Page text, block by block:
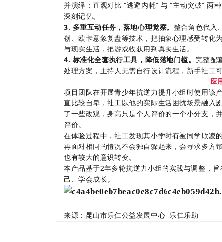
并演绎：直观对比 “逃避内耗” 与 “主动突破” 两
深刻记忆。
3. 多重互动任务，落地心理觉察。 整合角色代入
创、欧卡意象复盘等技术，把抽象心理感受转化
与现实生活，把游戏收获用到真实生活。
4. 标准化全套执行工具，降低落地门槛。 完整配
处理方案，主持人无需自行设计流程，新手社工
应
项目团队在开展青少年抗逆力提升小组时使用该
直比较自卑，社工以他的实际生活困扰场景融入
了一些改观，身高只是个人评价的一个小分支，
评价。
在体验过程中，社工发现其小学时有被同学欺凌
再面对相同的情况不会独自躲起来，会寻求多方
也有较大的意识转变。
本产品基于2年多轮抗逆力小组的实践与调整 ， 旨
己、学会成长。
来源：昆山市乐仁公益发展中心 乐仁乐助